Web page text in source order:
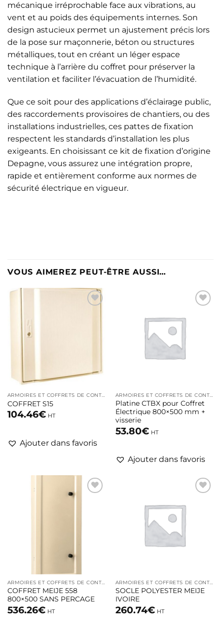
mécanique irréprochable face aux vibrations, au
vent et au poids des équipements internes. Son
design astucieux permet un ajustement précis lors
de la pose sur maçonnerie, béton ou structures
métalliques, tout en créant un léger espace
technique à l’arrière du coffret pour préserver la
ventilation et faciliter l’évacuation de l’humidité.
Que ce soit pour des applications d’éclairage public,
des raccordements provisoires de chantiers, ou des
installations industrielles, ces pattes de fixation
respectent les standards d’installation les plus
exigeants. En choisissant ce kit de fixation d’origine
Depagne, vous assurez une intégration propre,
rapide et entièrement conforme aux normes de
sécurité électrique en vigueur.
VOUS AIMEREZ PEUT-ÊTRE AUSSI…
COFFRET S15
104.46€ HT
Ajouter dans favoris
à la liste
d’envies
Platine CTBX pour Coffret
Électrique 800×500 mm +
visserie
53.80€ HT
Ajouter dans favoris
COFFRET MEIJE 558
800×500 SANS PERCAGE
536.26€ HT
à la liste
d’envies
SOCLE POLYESTER MEIJE
IVOIRE
260.74€ HT